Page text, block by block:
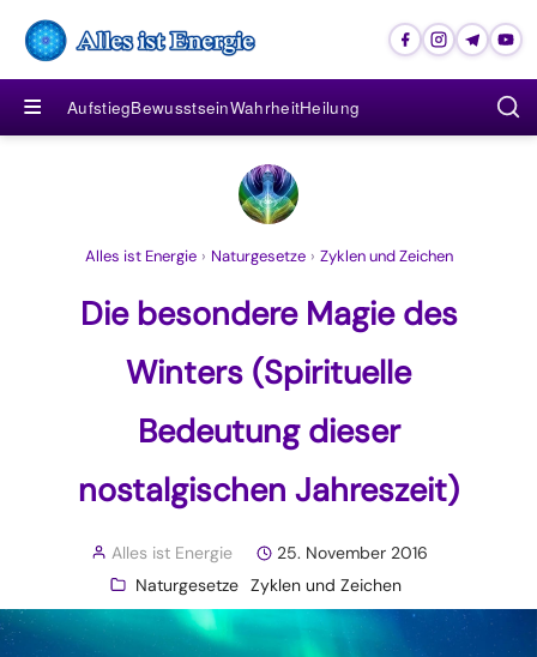
≡ AufstiegBewusstseinWahrheitHeilung
Alles ist Energie › Naturgesetze › Zyklen und Zeichen
Die besondere Magie des
Winters (Spirituelle
Bedeutung dieser
nostalgischen Jahreszeit)
Alles ist Energie
25. November 2016
Naturgesetze Zyklen und Zeichen